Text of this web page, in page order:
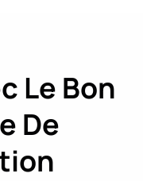
Le Bon
De